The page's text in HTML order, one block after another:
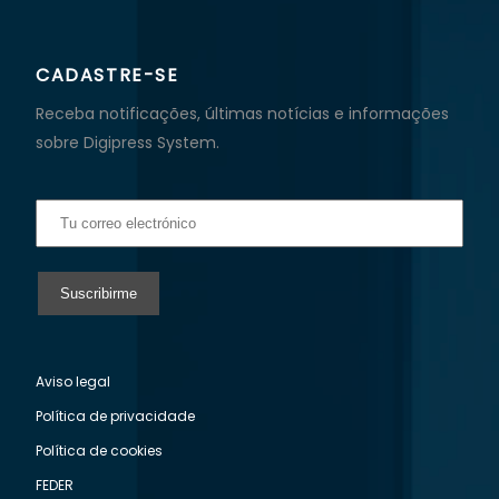
CADASTRE-SE
Receba notificações, últimas notícias e informações
sobre Digipress System.
Aviso legal
Política de privacidade
Política de cookies
FEDER